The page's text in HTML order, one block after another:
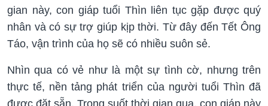
gian này, con giáp tuổi Thìn liên tục gặp được quý
nhân và có sự trợ giúp kịp thời. Từ đây đến Tết Ông
Táo, vận trình của họ sẽ có nhiều suôn sẻ.
Nhìn qua có vẻ như là một sự tình cờ, nhưng trên
thực tế, nền tảng phát triển của người tuổi Thìn đã
được đặt sẵn. Trong suốt thời gian qua, con giáp này